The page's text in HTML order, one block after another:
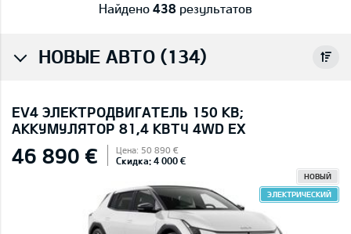
Найдено 438 результатов
НОВЫЕ АВТО (134)
EV4 ЭЛЕКТРОДВИГАТЕЛЬ 150 КВ;
AККУМУЛЯТОР 81,4 КВТЧ 4WD EX
46 890 € Цена: 50 890 €
Скидка: 4 000 €
НОВЫЙ
ЭЛЕКТРИЧЕСКИЙ